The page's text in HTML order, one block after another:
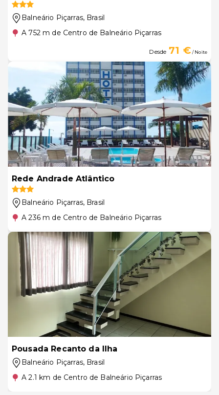
Balneário Piçarras, Brasil
A 752 m de Centro de Balneário Piçarras
Desde 71 €/ Noite
Rede Andrade Atlântico
Balneário Piçarras, Brasil
A 236 m de Centro de Balneário Piçarras
Pousada Recanto da Ilha
Balneário Piçarras, Brasil
A 2.1 km de Centro de Balneário Piçarras